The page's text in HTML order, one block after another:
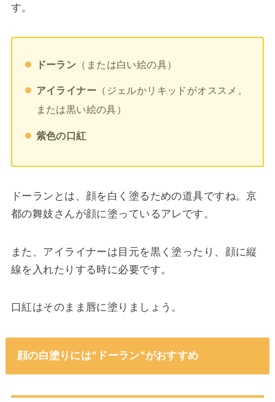
す。
ドーラン （または白い絵の具）
アイライナー （ジェルかリキッドがオススメ。
または黒い絵の具）
紫色の口紅
ドーランとは、顔を白く塗るための道具ですね。京
都の舞妓さんが顔に塗っているアレです。
また、アイライナーは目元を黒く塗ったり、顔に縦
線を入れたりする時に必要です。
口紅はそのまま唇に塗りましょう。
顔の白塗りには”ドーラン”がおすすめ